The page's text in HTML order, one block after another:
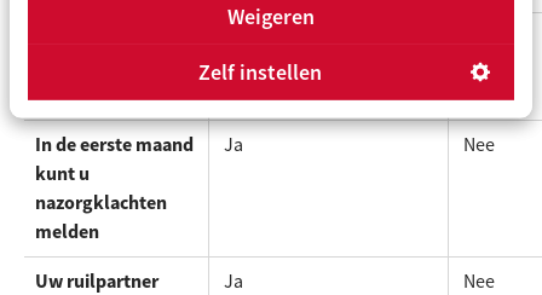
Weigeren
Zelf instellen
huurovereenkomst
In de eerste maand
kunt u
nazorgklachten
melden
Ja Nee
Uw ruilpartner
Ja Nee